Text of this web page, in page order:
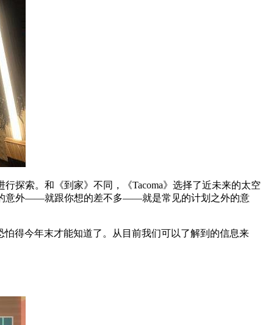
探索。和《到家》不同，《Tacoma》选择了近未来的太空
的意外——就跟你想的差不多——就是常见的计划之外的意
得今年末才能知道了。从目前我们可以了解到的信息来